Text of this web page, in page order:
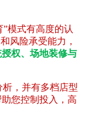
模式有高度的认
风险承受能力，
权、场地装修与
，并有多档店型
您控制投入，高